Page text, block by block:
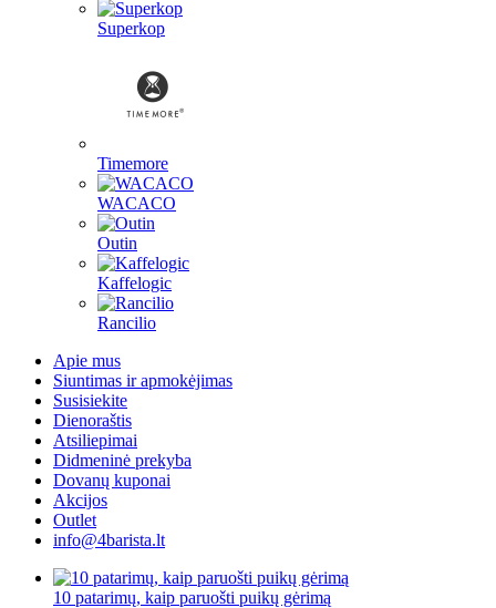
Superkop
Timemore
WACACO
Outin
Kaffelogic
Rancilio
Apie mus
Siuntimas ir apmokėjimas
Susisiekite
Dienoraštis
Atsiliepimai
Didmeninė prekyba
Dovanų kuponai
Akcijos
Outlet
info@4barista.lt
10 patarimų, kaip paruošti puikų gėrimą